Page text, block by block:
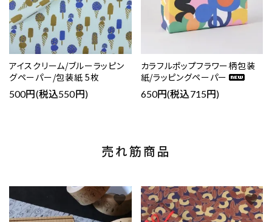
アイスクリーム/ブルーラッピン
グペーパー/包装紙 5枚
500円(税込550円)
カラフルポップフラワー柄包装
紙/ラッピングペーパー
650円(税込715円)
売れ筋商品
favorite favorite